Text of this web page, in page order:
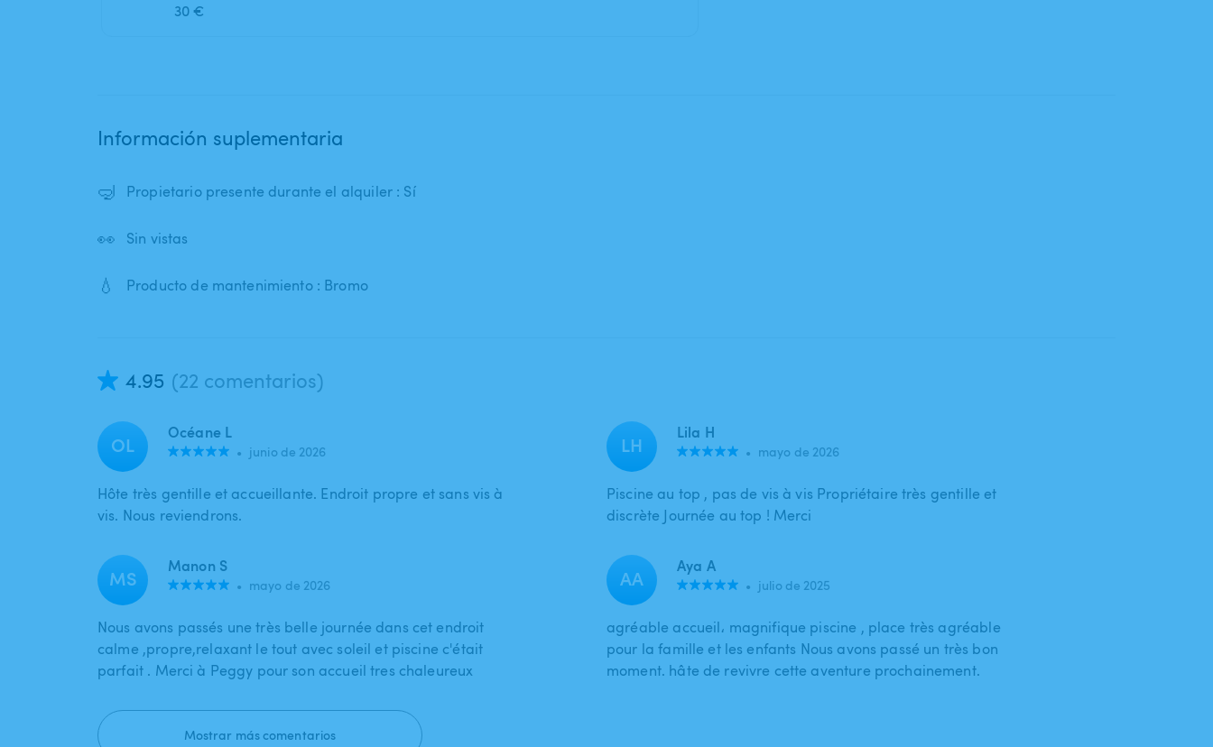
30 €
Información suplementaria
🤿 Propietario presente durante el alquiler : Sí
👀 Sin vistas
💧 Producto de mantenimiento : Bromo
4.95 (22 comentarios)
OL Océane L
• junio de 2026
Hôte très gentille et accueillante. Endroit propre et sans vis à
vis. Nous reviendrons.
LH Lila H
• mayo de 2026
Piscine au top , pas de vis à vis Propriétaire très gentille et
discrète Journée au top ! Merci
MS Manon S
• mayo de 2026
Nous avons passés une très belle journée dans cet endroit
calme ,propre,relaxant le tout avec soleil et piscine c'était
parfait . Merci à Peggy pour son accueil tres chaleureux
AA Aya A
• julio de 2025
agréable accueil، magnifique piscine , place très agréable
pour la famille et les enfants Nous avons passé un très bon
moment. hâte de revivre cette aventure prochainement.
Mostrar más comentarios